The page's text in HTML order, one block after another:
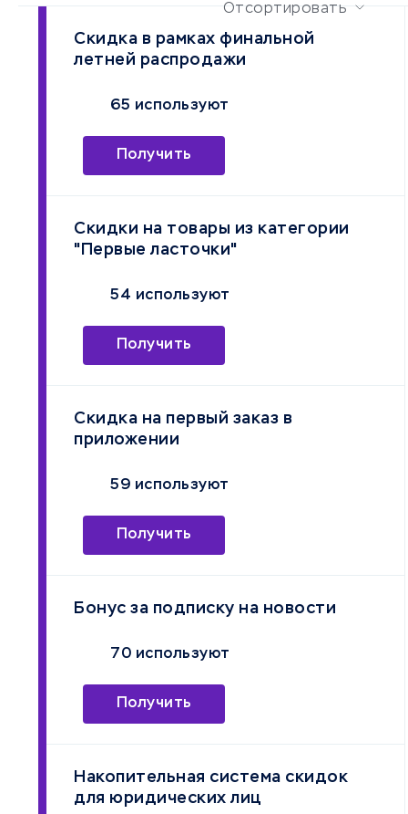
Отсортировать
Скидка в рамках финальной
летней распродажи
Получить
65 используют
Скидки на товары из категории
"Первые ласточки"
Получить
54 используют
Скидка на первый заказ в
приложении
Получить
59 используют
Бонус за подписку на новости
Получить
70 используют
Накопительная система скидок
для юридических лиц